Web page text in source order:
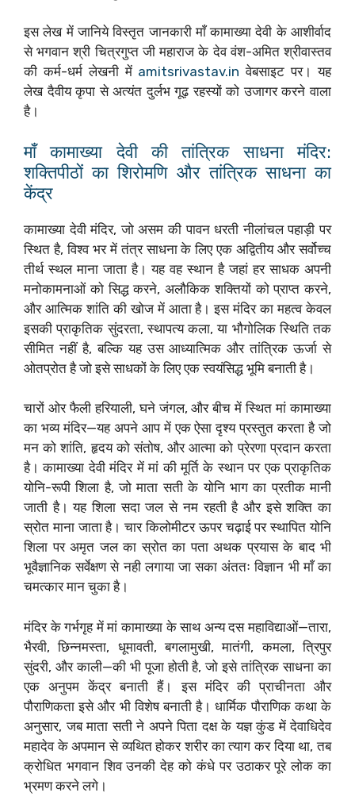
इस लेख में जानिये विस्तृत जानकारी माँ कामाख्या देवी के आशीर्वाद
से भगवान श्री चित्रगुप्त जी महाराज के देव वंश-अमित श्रीवास्तव
की कर्म-धर्म लेखनी में amitsrivastav.in वेबसाइट पर। यह
लेख दैवीय कृपा से अत्यंत दुर्लभ गूढ़ रहस्यों को उजागर करने वाला
है।
माँ कामाख्या देवी की तांत्रिक साधना मंदिर:
शक्तिपीठों का शिरोमणि और तांत्रिक साधना का
केंद्र
कामाख्या देवी मंदिर, जो असम की पावन धरती नीलांचल पहाड़ी पर
स्थित है, विश्व भर में तंत्र साधना के लिए एक अद्वितीय और सर्वोच्च
तीर्थ स्थल माना जाता है। यह वह स्थान है जहां हर साधक अपनी
मनोकामनाओं को सिद्ध करने, अलौकिक शक्तियों को प्राप्त करने,
और आत्मिक शांति की खोज में आता है। इस मंदिर का महत्व केवल
इसकी प्राकृतिक सुंदरता, स्थापत्य कला, या भौगोलिक स्थिति तक
सीमित नहीं है, बल्कि यह उस आध्यात्मिक और तांत्रिक ऊर्जा से
ओतप्रोत है जो इसे साधकों के लिए एक स्वयंसिद्ध भूमि बनाती है।
चारों ओर फैली हरियाली, घने जंगल, और बीच में स्थित मां कामाख्या
का भव्य मंदिर—यह अपने आप में एक ऐसा दृश्य प्रस्तुत करता है जो
मन को शांति, हृदय को संतोष, और आत्मा को प्रेरणा प्रदान करता
है। कामाख्या देवी मंदिर में मां की मूर्ति के स्थान पर एक प्राकृतिक
योनि-रूपी शिला है, जो माता सती के योनि भाग का प्रतीक मानी
जाती है। यह शिला सदा जल से नम रहती है और इसे शक्ति का
स्रोत माना जाता है। चार किलोमीटर ऊपर चढ़ाई पर स्थापित योनि
शिला पर अमृत जल का स्रोत का पता अथक प्रयास के बाद भी
भूवैज्ञानिक सर्वेक्षण से नही लगाया जा सका अंततः विज्ञान भी माँ का
चमत्कार मान चुका है।
मंदिर के गर्भगृह में मां कामाख्या के साथ अन्य दस महाविद्याओं—तारा,
भैरवी, छिन्नमस्ता, धूमावती, बगलामुखी, मातंगी, कमला, त्रिपुर
सुंदरी, और काली—की भी पूजा होती है, जो इसे तांत्रिक साधना का
एक अनुपम केंद्र बनाती हैं। इस मंदिर की प्राचीनता और
पौराणिकता इसे और भी विशेष बनाती है। धार्मिक पौराणिक कथा के
अनुसार, जब माता सती ने अपने पिता दक्ष के यज्ञ कुंड में देवाधिदेव
महादेव के अपमान से व्यथित होकर शरीर का त्याग कर दिया था, तब
क्रोधित भगवान शिव उनकी देह को कंधे पर उठाकर पूरे लोक का
भ्रमण करने लगे।